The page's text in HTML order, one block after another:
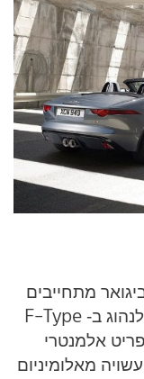
מתחייבים
ב- F-Type
אלמנטרי
מאלומיניום